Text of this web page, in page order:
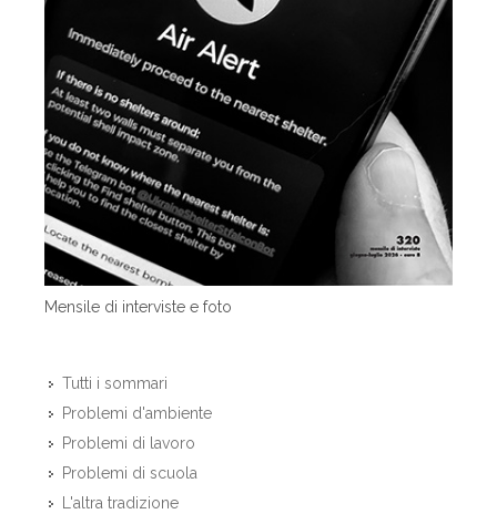
Mensile di interviste e foto
Tutti i sommari
Problemi d'ambiente
Problemi di lavoro
Problemi di scuola
L'altra tradizione